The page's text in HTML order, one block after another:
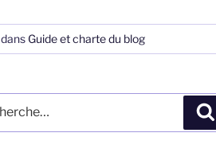
dans Guide et charte du blog